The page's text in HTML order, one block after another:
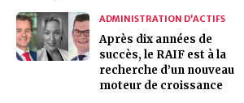
ADMINISTRATION D’ACTIFS
Après dix années de
succès, le RAIF est à la
recherche d’un nouveau
moteur de croissance